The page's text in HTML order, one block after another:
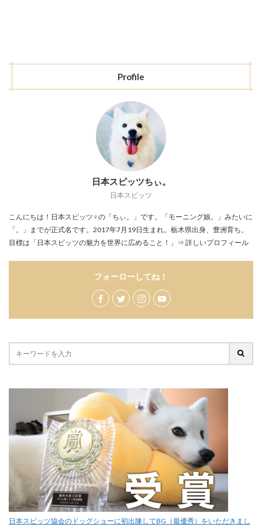
Profile
日本スピッツちぃ。
日本スピッツ
こんにちは！日本スピッツ♀の「ちぃ。」です。「モーニング娘。」みたいに
「。」までが正式名です。2017年7月19日生まれ。栃木県出身、豊洲育ち。
目標は「日本スピッツの魅力を世界に広めること！」 ⇒ 詳しいプロフィール
フォーローしてね！
日本スピッツ協会のドッグショーに初出陳してBG（最優秀）をいただきまし